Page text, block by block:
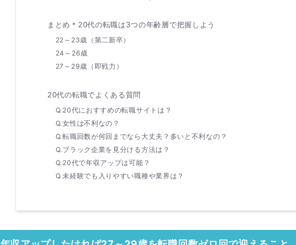
まとめ＊20代の転職は3つの年齢層で把握しよう
22～23歳（第二新卒）
24～26歳
27～29歳（即戦力）
20代の転職でよくある質問
Q.20代におすすめの転職サイトは？
Q.女性は不利なの？
Q.転職回数が何回までなら大丈夫？多いと不利なの？
Q.ブラック企業を見分ける方法は？
Q.20代で年収アップは可能？
Q.未経験でも入りやすい職種や業界は？